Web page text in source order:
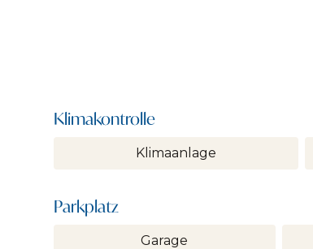
Klimakontrolle
Klimaanlage
Parkplatz
Garage